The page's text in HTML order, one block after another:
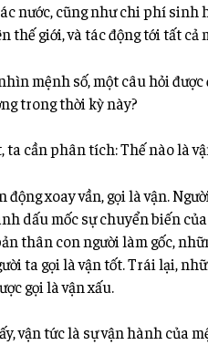
nước, cũng như chi phísinh
thế giới, và tác động tới tất cả
mệnh số, một câu hỏi
trong thời kỳ này?
ta cần phân tích: Thế nào là
động xoay vần, gọi là vận.
dấu mốc sự chuyển biến
thân con người làm gốc,
ta gọi là vận tốt. Trái lại,
gọi là vận xấu.
vận tức là sự vận hành của